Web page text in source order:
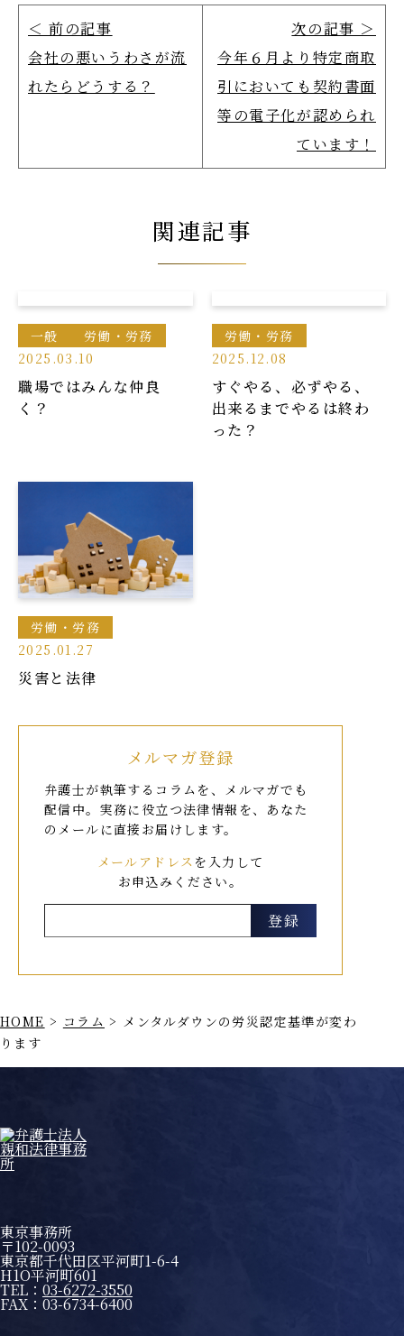
＜ 前の記事
会社の悪いうわさが流
れたらどうする？
次の記事 ＞
今年６月より特定商取
引においても契約書面
等の電子化が認められ
ています！
関連記事
一般
労働・労務
2025.03.10
職場ではみんな仲良
く？
労働・労務
2025.12.08
すぐやる、必ずやる、
出来るまでやるは終わ
った？
労働・労務
2025.01.27
災害と法律
メルマガ登録
弁護士が執筆するコラムを、メルマガでも
配信中。 実務に役立つ法律情報を、あなた
のメールに直接お届けします。
メールアドレス を入力して
お申込みください。
HOME > コラム > メンタルダウンの労災認定基準が変わ
ります
東京事務所
〒102-0093
東京都千代田区平河町1-6-4
H1O平河町601
TEL： 03-6272-3550
FAX：03-6734-6400